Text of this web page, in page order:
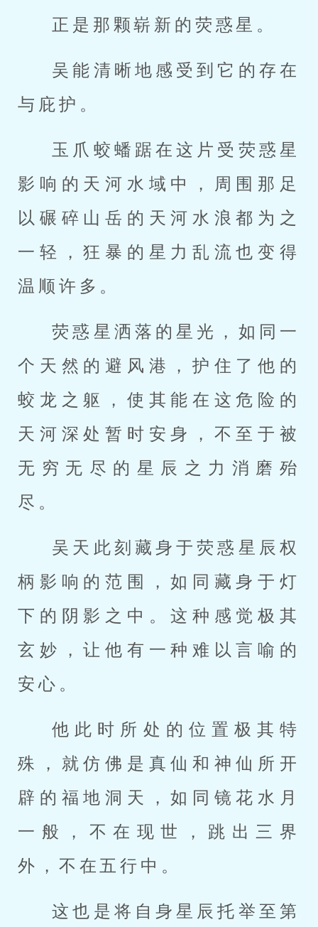
正是那颗崭新的荧惑星。
吴能清晰地感受到它的存在
与庇护。
玉爪蛟蟠踞在这片受荧惑星
影响的天河水域中，周围那足
以碾碎山岳的天河水浪都为之
一轻，狂暴的星力乱流也变得
温顺许多。
荧惑星洒落的星光，如同一
个天然的避风港，护住了他的
蛟龙之躯，使其能在这危险的
天河深处暂时安身，不至于被
无穷无尽的星辰之力消磨殆
尽。
吴天此刻藏身于荧惑星辰权
柄影响的范围，如同藏身于灯
下的阴影之中。这种感觉极其
玄妙，让他有一种难以言喻的
安心。
他此时所处的位置极其特
殊，就仿佛是真仙和神仙所开
辟的福地洞天，如同镜花水月
一般，不在现世，跳出三界
外，不在五行中。
这也是将自身星辰托举至第